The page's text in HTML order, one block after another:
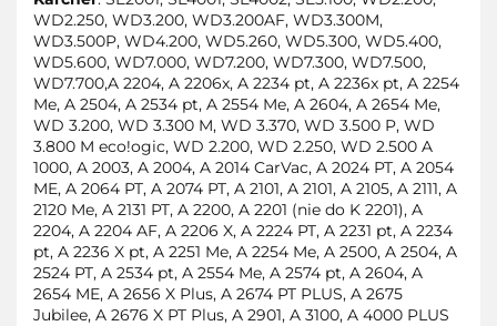
WD2.250, WD3.200, WD3.200AF, WD3.300M,
WD3.500P, WD4.200, WD5.260, WD5.300, WD5.400,
WD5.600, WD7.000, WD7.200, WD7.300, WD7.500,
WD7.700,A 2204, A 2206x, A 2234 pt, A 2236x pt, A 2254
Me, A 2504, A 2534 pt, A 2554 Me, A 2604, A 2654 Me,
WD 3.200, WD 3.300 M, WD 3.370, WD 3.500 P, WD
3.800 M eco!ogic, WD 2.200, WD 2.250, WD 2.500 A
1000, A 2003, A 2004, A 2014 CarVac, A 2024 PT, A 2054
ME, A 2064 PT, A 2074 PT, A 2101, A 2101, A 2105, A 2111, A
2120 Me, A 2131 PT, A 2200, A 2201 (nie do K 2201), A
2204, A 2204 AF, A 2206 X, A 2224 PT, A 2231 pt, A 2234
pt, A 2236 X pt, A 2251 Me, A 2254 Me, A 2500, A 2504, A
2524 PT, A 2534 pt, A 2554 Me, A 2574 pt, A 2604, A
2654 ME, A 2656 X Plus, A 2674 PT PLUS, A 2675
Jubilee, A 2676 X PT Plus, A 2901, A 3100, A 4000 PLUS